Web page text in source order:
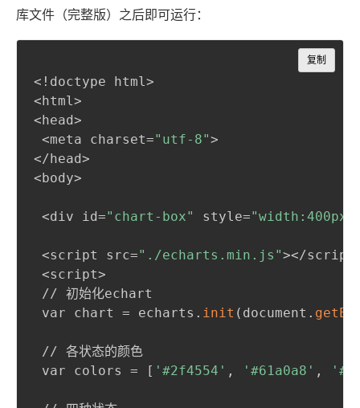
库文件（完整版）之后即可运行：
<!doctype html>
<html>
<head>
<meta charset="utf-8">
</head>
<body>
<div id="chart-box" style=
<script src="./echarts.min.js"></
<script>
// 初始化echart
var chart = echarts. init ( document.
// 各状态的颜色
var colors = [ '#2f4554' , '#61a0a8' ,
复制
Copy